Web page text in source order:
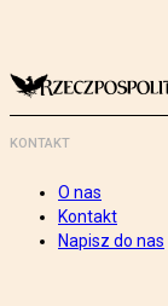
KONTAKT
O nas
Kontakt
Napisz do nas